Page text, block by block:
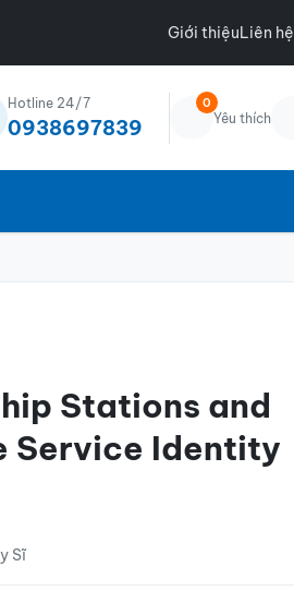
Giới thiệuLiên hệ
Hotline 24/7
0938697839
0
Yêu thích
Stations and
Service Identity
Sĩ